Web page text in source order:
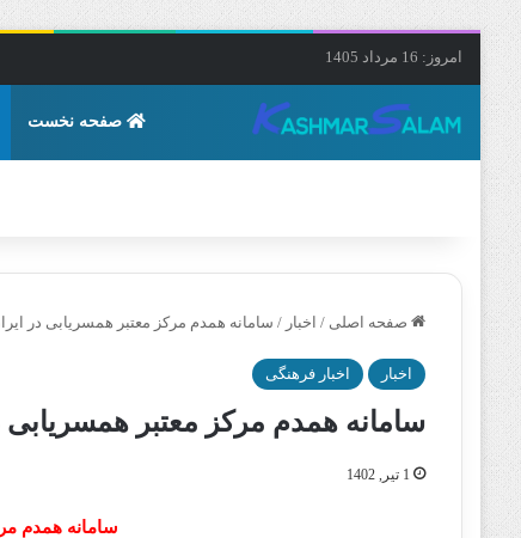
امروز: 16 مرداد 1405
صفحه نخست
صفحه اصلی / اخبار / سامانه همدم مرکز معتبر همسریابی در
اخبار اخبار فرهنگی
سامانه همدم مرکز معتبر همسریابی
1 تیر, 1402
سامانه همدم